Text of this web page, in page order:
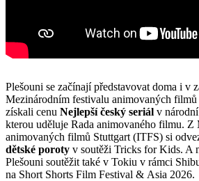
Plešouni se začínají představovat doma i v
Mezinárodním festivalu animovaných
získali cenu Nejlepší český seriál v
kterou uděluje Rada animovaného filmu. Z
animovaných filmů Stuttgart (ITFS) si
dětské poroty v soutěži Tricks for Kids. A
Plešouni soutěžit také v Tokiu v rámci
na Short Shorts Film Festival & Asia 2026.